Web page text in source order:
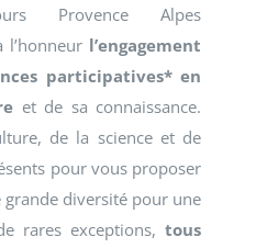
Provence Alpes
l’honneur l’engagement
participatives* en
et de sa connaissance.
de la science et de
pour vous proposer
grande diversité pour une
rares exceptions, tous